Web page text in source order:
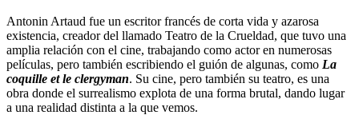
Antonin Artaud fue un escritor francés de corta vida y azarosa
existencia, creador del llamado Teatro de la Crueldad, que tuvo una
amplia relación con el cine, trabajando como actor en numerosas
películas, pero también escribiendo el guión de algunas, como La
coquille et le clergyman. Su cine, pero también su teatro, es una
obra donde el surrealismo explota de una forma brutal, dando lugar
a una realidad distinta a la que vemos.